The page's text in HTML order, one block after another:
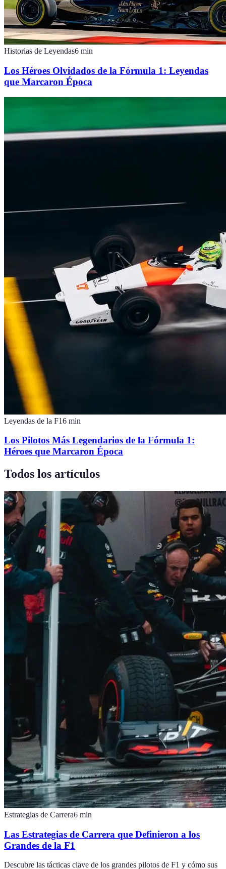
Historias de Leyendas6 min
Los Héroes Olvidados de la Fórmula 1: Leyendas
que Marcaron Época
Leyendas de la F16 min
Los Pilotos Más Legendarios de la Fórmula 1:
Héroes que Marcaron Época
Todos los artículos
Estrategias de Carrera6 min
Las Estrategias de Carrera que Definieron a los
Grandes de la F1
Descubre las tácticas clave de los grandes pilotos de F1 y cómo sus